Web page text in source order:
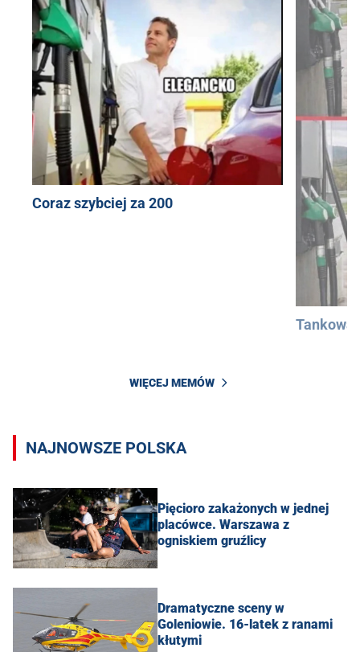
Coraz szybciej za 200
WIĘCEJ MEMÓW
NAJNOWSZE POLSKA
Pięcioro zakażonych w jednej
placówce. Warszawa z
ogniskiem gruźlicy
Dramatyczne sceny w
Goleniowie. 16-latek z ranami
kłutymi